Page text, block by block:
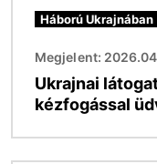
Háború Ukrajnában
Megjelent:
Ukrajnai
kézfogással